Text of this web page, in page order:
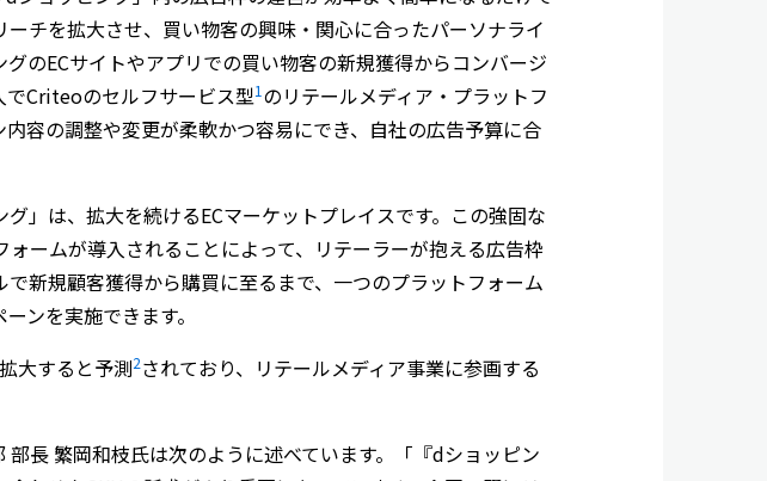
チを拡大させ、買い物客の興味・関心に合ったパーソナライ
のECサイトやアプリでの買い物客の新規獲得からコンバージ
でCriteoのセルフサービス型1 のリテールメディア・プラットフ
容の調整や変更が柔軟かつ容易にでき、自社の広告予算に合
」は、拡大を続けるECマーケットプレイスです。この強固な
ームが導入されることによって、リテーラーが抱える広告枠
新規顧客獲得から購買に至るまで、一つのプラットフォーム
ンを実施できます。
大すると予測2されており、リテールメディア事業に参画する
長 繁岡和枝氏は次のように述べています。「『dショッピン